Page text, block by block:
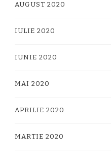
AUGUST 2020
IULIE 2020
IUNIE 2020
MAI 2020
APRILIE 2020
MARTIE 2020